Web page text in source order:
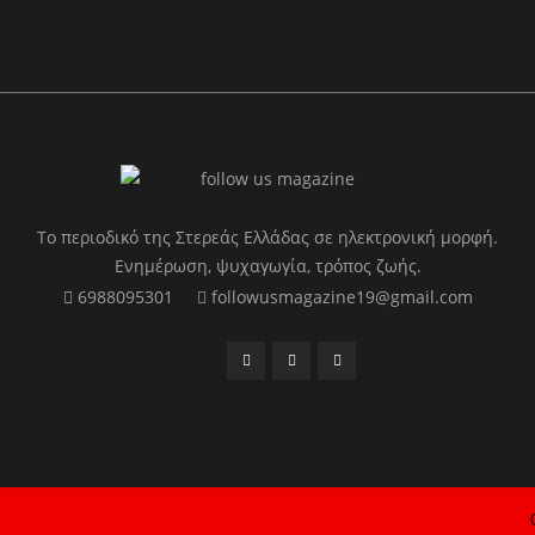
Το περιοδικό της Στερεάς Ελλάδας σε ηλεκτρονική μορφή.
Ενημέρωση, ψυχαγωγία, τρόπος ζωής.
6988095301
followusmagazine19@gmail.com